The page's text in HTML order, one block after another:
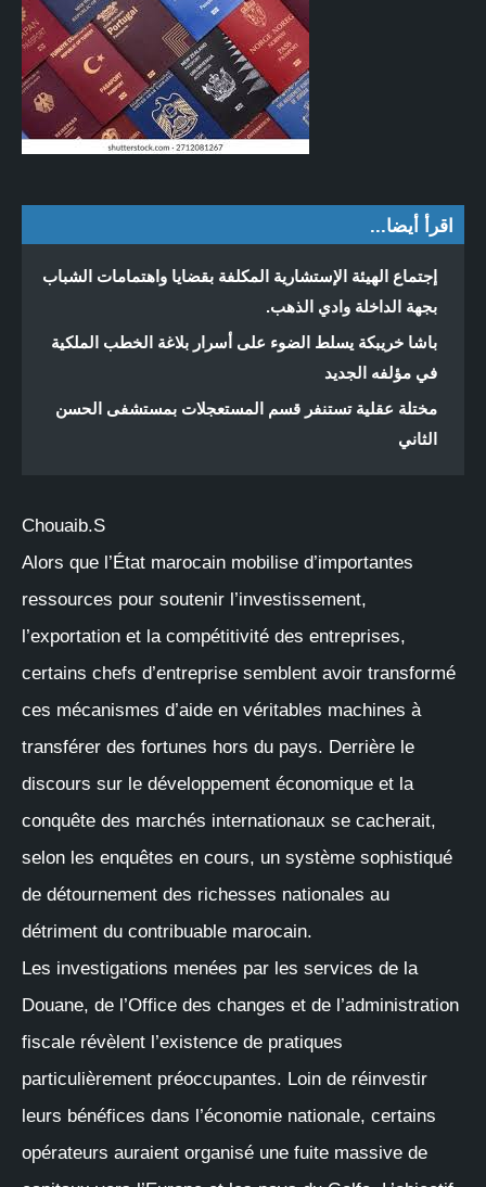
اقرأ أيضا...
إجتماع الهيئة الإستشارية المكلفة بقضايا واهتمامات الشباب
بجهة الداخلة وادي الذهب.
باشا خريبكة يسلط الضوء على أسرار بلاغة الخطب الملكية
في مؤلفه الجديد
مختلة عقلية تستنفر قسم المستعجلات بمستشفى الحسن
الثاني
Chouaib.S
Alors que l’État marocain mobilise d’importantes
ressources pour soutenir l’investissement,
l’exportation et la compétitivité des entreprises,
certains chefs d’entreprise semblent avoir transformé
ces mécanismes d’aide en véritables machines à
transférer des fortunes hors du pays. Derrière le
discours sur le développement économique et la
conquête des marchés internationaux se cacherait,
selon les enquêtes en cours, un système sophistiqué
de détournement des richesses nationales au
détriment du contribuable marocain.
Les investigations menées par les services de la
Douane, de l’Office des changes et de l’administration
fiscale révèlent l’existence de pratiques
particulièrement préoccupantes. Loin de réinvestir
leurs bénéfices dans l’économie nationale, certains
opérateurs auraient organisé une fuite massive de